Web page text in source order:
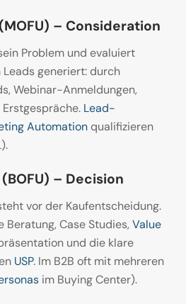
– Consideration
Problem und evaluiert
Leads generiert: durch
Webinar-Anmeldungen,
Lead-
Automationqualifizieren
– Decision
vor der Kaufentscheidung.
Beratung, Case Studies, Value
und die klare
USP. Im B2B oft mit mehreren
im Buying Center).